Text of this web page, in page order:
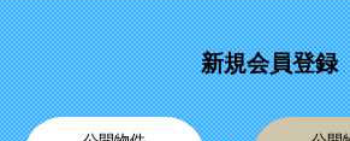
新規会員登録